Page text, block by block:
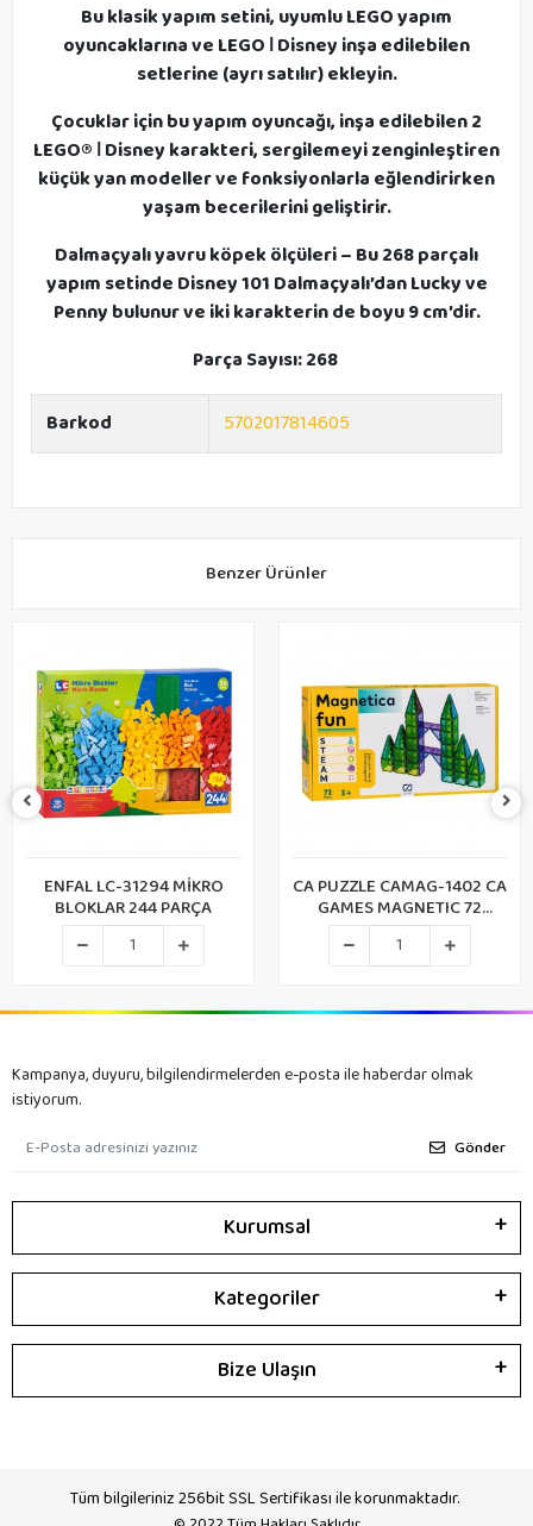
Bu klasik yapım setini, uyumlu LEGO yapım
oyuncaklarına ve LEGO ǀ Disney inşa edilebilen
setlerine (ayrı satılır) ekleyin.
Çocuklar için bu yapım oyuncağı, inşa edilebilen 2
LEGO® ǀ Disney karakteri, sergilemeyi zenginleştiren
küçük yan modeller ve fonksiyonlarla eğlendirirken
yaşam becerilerini geliştirir.
Dalmaçyalı yavru köpek ölçüleri – Bu 268 parçalı
yapım setinde Disney 101 Dalmaçyalı’dan Lucky ve
Penny bulunur ve iki karakterin de boyu 9 cm’dir.
Parça Sayısı: 268
Barkod 5702017814605
Benzer Ürünler
ENFAL LC-31294 MİKRO
BLOKLAR 244 PARÇA
CA PUZZLE CAMAG-1402 CA
GAMES MAGNETIC 72
PARÇA
Kampanya, duyuru, bilgilendirmelerden e-posta ile haberdar olmak
istiyorum.
Gönder
Kurumsal
Kategoriler
Bize Ulaşın
Tüm bilgileriniz 256bit SSL Sertifikası ile korunmaktadır.